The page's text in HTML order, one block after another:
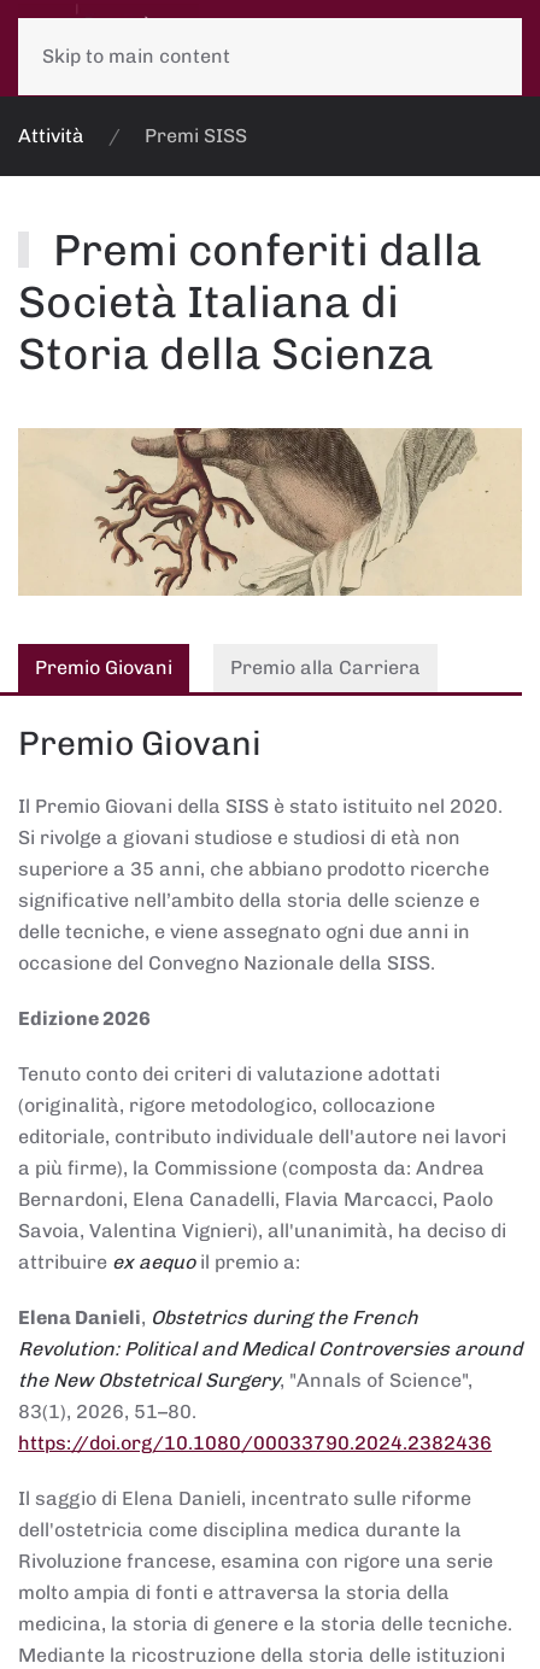
Skip to main content
Attività Premi SISS
Premi conferiti dalla
Società Italiana di
Storia della Scienza
Premio Giovani Premio alla Carriera
Premio Giovani
Il Premio Giovani della SISS è stato istituito nel 2020.
Si rivolge a giovani studiose e studiosi di età non
superiore a 35 anni, che abbiano prodotto ricerche
significative nell’ambito della storia delle scienze e
delle tecniche, e viene assegnato ogni due anni in
occasione del Convegno Nazionale della SISS.
Edizione 2026
Tenuto conto dei criteri di valutazione adottati
(originalità, rigore metodologico, collocazione
editoriale, contributo individuale dell'autore nei lavori
a più firme), la Commissione (composta da: Andrea
Bernardoni, Elena Canadelli, Flavia Marcacci, Paolo
Savoia, Valentina Vignieri), all'unanimità, ha deciso di
attribuire ex aequoil premio a:
Elena Danieli, Obstetrics during the French
Revolution: Political and Medical Controversies around
the New Obstetrical Surgery, "Annals of Science",
83(1), 2026, 51–80.
https://doi.org/10.1080/00033790.2024.2382436
Il saggio di Elena Danieli, incentrato sulle riforme
dell'ostetricia come disciplina medica durante la
Rivoluzione francese, esamina con rigore una serie
molto ampia di fonti e attraversa la storia della
medicina, la storia di genere e la storia delle tecniche.
Mediante la ricostruzione della storia delle istituzioni